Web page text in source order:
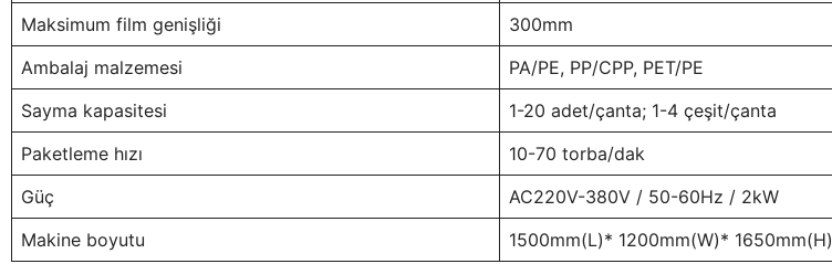
Maksimum film genişliği
300mm
Ambalaj malzemesi
PA/PE, PP/CPP, PET/PE
Sayma kapasitesi
1-20 adet/çanta; 1-4 çeşit/çanta
Paketleme hızı
10-70 torba/dak
Güç
AC220V-380V / 50-60Hz / 2kW
Makine boyutu
1500mm(L)* 1200mm(W)* 1650mm(H)